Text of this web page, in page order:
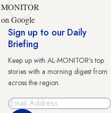
MONITOR
on Google
Sign up to our Daily
Briefing
Keep up with AL-MONITOR's top
stories with a morning digest from
across the region.